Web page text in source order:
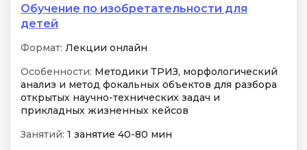
Обучение по изобретательности для
детей
Формат: Лекции онлайн
Особенности: Методики ТРИЗ, морфологический
анализ и метод фокальных объектов для разбора
открытых научно-технических задач и
прикладных жизненных кейсов
Занятий: 1 занятие 40-80 мин